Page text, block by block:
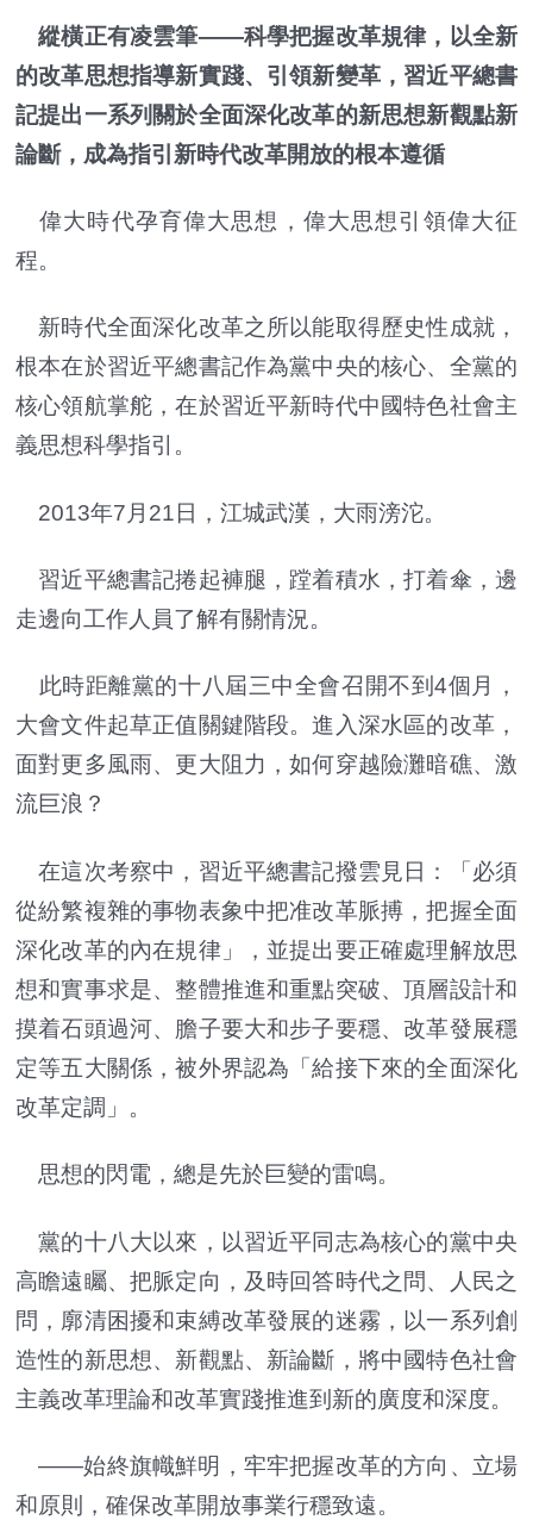
縱橫正有凌雲筆——科學把握改革規律，以全新
的改革思想指導新實踐、引領新變革，習近平總書
記提出一系列關於全面深化改革的新思想新觀點新
論斷，成為指引新時代改革開放的根本遵循
偉大時代孕育偉大思想，偉大思想引領偉大征
程。
新時代全面深化改革之所以能取得歷史性成就，
根本在於習近平總書記作為黨中央的核心、全黨的
核心領航掌舵，在於習近平新時代中國特色社會主
義思想科學指引。
2013年7月21日，江城武漢，大雨滂沱。
習近平總書記捲起褲腿，蹚着積水，打着傘，邊
走邊向工作人員了解有關情況。
此時距離黨的十八屆三中全會召開不到4個月，
大會文件起草正值關鍵階段。進入深水區的改革，
面對更多風雨、更大阻力，如何穿越險灘暗礁、激
流巨浪？
在這次考察中，習近平總書記撥雲見日：「必須
從紛繁複雜的事物表象中把准改革脈搏，把握全面
深化改革的內在規律」，並提出要正確處理解放思
想和實事求是、整體推進和重點突破、頂層設計和
摸着石頭過河、膽子要大和步子要穩、改革發展穩
定等五大關係，被外界認為「給接下來的全面深化
改革定調」。
思想的閃電，總是先於巨變的雷鳴。
黨的十八大以來，以習近平同志為核心的黨中央
高瞻遠矚、把脈定向，及時回答時代之問、人民之
問，廓清困擾和束縛改革發展的迷霧，以一系列創
造性的新思想、新觀點、新論斷，將中國特色社會
主義改革理論和改革實踐推進到新的廣度和深度。
——始終旗幟鮮明，牢牢把握改革的方向、立場
和原則，確保改革開放事業行穩致遠。